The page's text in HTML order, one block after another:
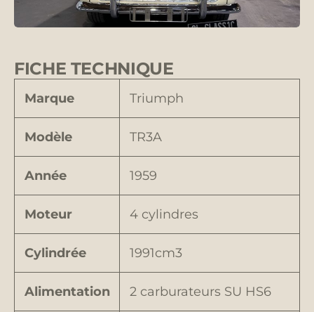
FICHE TECHNIQUE
Marque Triumph
Modèle TR3A
Année 1959
Moteur 4 cylindres
Cylindrée 1991cm3
Alimentation 2 carburateurs SU HS6